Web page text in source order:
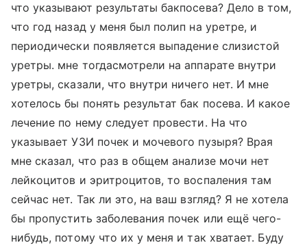
что указывают результаты бакпосева? Дело в том,
что год назад у меня был полип на уретре, и
периодически появляется выпадение слизистой
уретры. мне тогдасмотрели на аппарате внутри
уретры, сказали, что внутри ничего нет. И мне
хотелось бы понять результат бак посева. И какое
лечение по нему следует провести. На что
указывает УЗИ почек и мочевого пузыря? Врая
мне сказал, что раз в общем анализе мочи нет
лейкоцитов и эритроцитов, то воспаления там
сейчас нет. Так ли это, на ваш взгляд? Я не хотела
бы пропустить заболевания почек или ещё чего-
нибудь, потому что их у меня и так хватает. Буду